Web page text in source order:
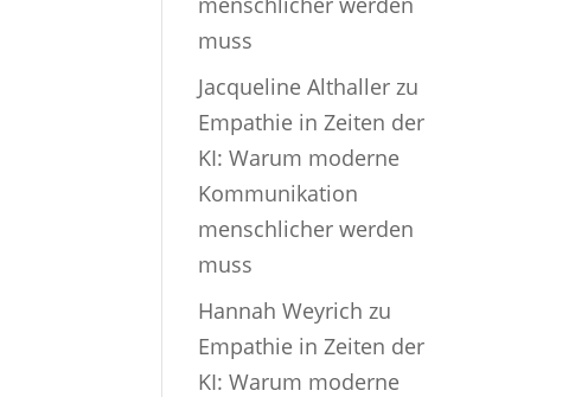
muss
Jacqueline Althaller zu
Empathie in Zeiten der
KI: Warum moderne
Kommunikation
menschlicher werden
muss
Hannah Weyrich zu
Empathie in Zeiten der
KI: Warum moderne